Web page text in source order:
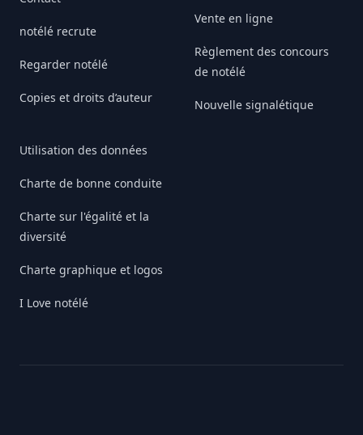
notélé recrute
Regarder notélé
Copies et droits d’auteur
Utilisation des données
Charte de bonne conduite
Charte sur l'égalité et la
diversité
Charte graphique et logos
I Love notélé
Vente en ligne
Règlement des concours
de notélé
Nouvelle signalétique